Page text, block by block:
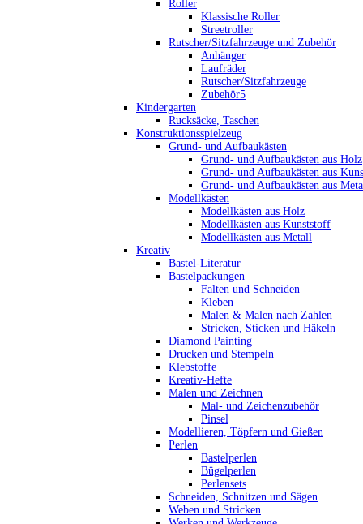
Roller
Klassische Roller
Streetroller
Rutscher/Sitzfahrzeuge und Zubehör
Anhänger
Laufräder
Rutscher/Sitzfahrzeuge
Zubehör5
Kindergarten
Rucksäcke, Taschen
Konstruktionsspielzeug
Grund- und Aufbaukästen
Grund- und Aufbaukästen aus Holz
Grund- und Aufbaukästen aus
Grund- und Aufbaukästen aus
Modellkästen
Modellkästen aus Holz
Modellkästen aus Kunststoff
Modellkästen aus Metall
Kreativ
Bastel-Literatur
Bastelpackungen
Falten und Schneiden
Kleben
Malen & Malen nach Zahlen
Stricken, Sticken und Häkeln
Diamond Painting
Drucken und Stempeln
Klebstoffe
Kreativ-Hefte
Malen und Zeichnen
Mal- und Zeichenzubehör
Pinsel
Modellieren, Töpfern und Gießen
Perlen
Bastelperlen
Bügelperlen
Perlensets
Schneiden, Schnitzen und Sägen
Weben und Stricken